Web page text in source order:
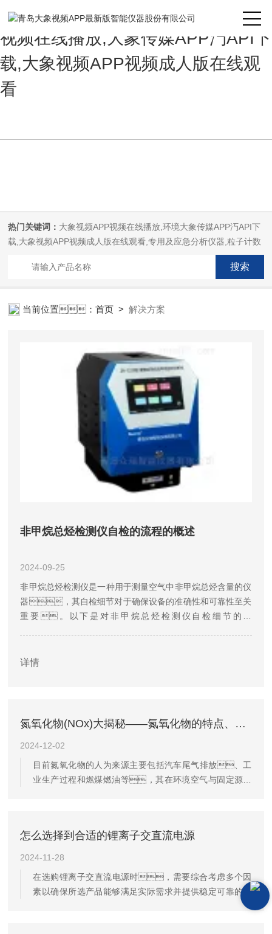
大象视频APP最新版,大象视频APP
视频在线播放,大象传媒APP汅API下
载,大象视频APP视频成人版在线观
看
热门关键词： 大象视频APP视频在线播放,环境大象传媒APP汅API下
载,大象视频APP视频成人版在线观看,专用及应急分析仪器,粒子计数
当前位置：首页 >解决方案
非甲烷总烃检测仪自检的流程的概述
2024-09-25
非甲烷总烃检测仪是一种用于测量空气中非甲烷总烃含量的仪
器，其自检细节对于确保设备的准确性和可靠性至关
重要。以下是对非甲烷总烃检测仪自检细节的描
是否有明显的损坏、变形或腐蚀现象，如有
详情
氮氧化物(NOx)大揭秘——氮氧化物的特点、危害及检测方法！
2024-12-02
目前氮氧化物的人为来源主要包括汽车尾气排放、工
业生产过程和燃煤燃油等，其在环境空气与固定源中
成！针对氮氧化物的检测目前主流的方法包括化学
发光法、紫外吸收法、红外光谱法等...本期大
危害以及检测方法与对应仪器展开介绍！
怎么选择到合适的锂离子交直流电源
2024-11-28
在选购锂离子交直流电源时，需要综合考虑多个因
素以确保所选产品能够满足实际需求并提供稳定可靠的供
电解决方案。以下将详细阐述这些关键要